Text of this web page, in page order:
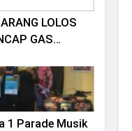
LOLOS
GAS
1 Parade Musik